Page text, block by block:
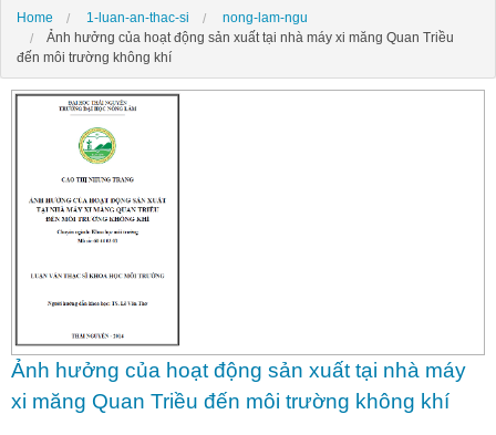
Home 1-luan-an-thac-si
nong-lam-ngu
Ảnh hưởng của hoạt động sản xuất tại nhà máy xi măng Quan Triều
đến môi trường không khí
Ảnh hưởng của hoạt động sản xuất tại nhà máy
xi măng Quan Triều đến môi trường không khí